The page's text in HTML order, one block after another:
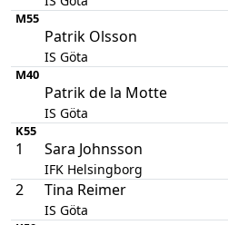
M55
Patrik Olsson
IS Göta
M40
Patrik de la Motte
IS Göta
K55
1 Sara Johnsson
IFK Helsingborg
2 Tina Reimer
IS Göta